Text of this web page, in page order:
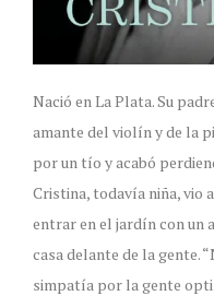
Nació en La Plata. Su
amante del violín y de la
por un tío y acabó
Cristina, todavía niña, vio
entrar en el jardín con un
casa delante de la gente.
simpatía por la gente